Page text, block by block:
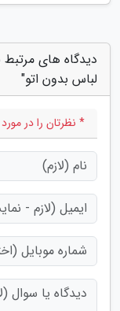
لباس بدون اتو"
* نظرتان را در مورد